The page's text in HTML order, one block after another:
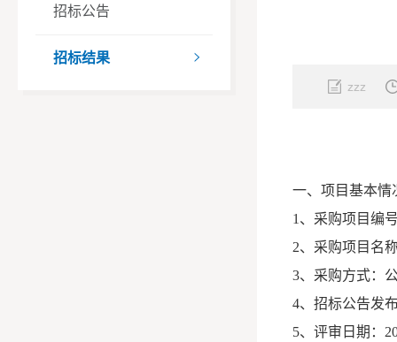
招标公告

招标结果
zzz
一、项目基本情
1、采购项目编
2、采购项目名
3、采购方式：
4、招标公告发
5、评审日期：